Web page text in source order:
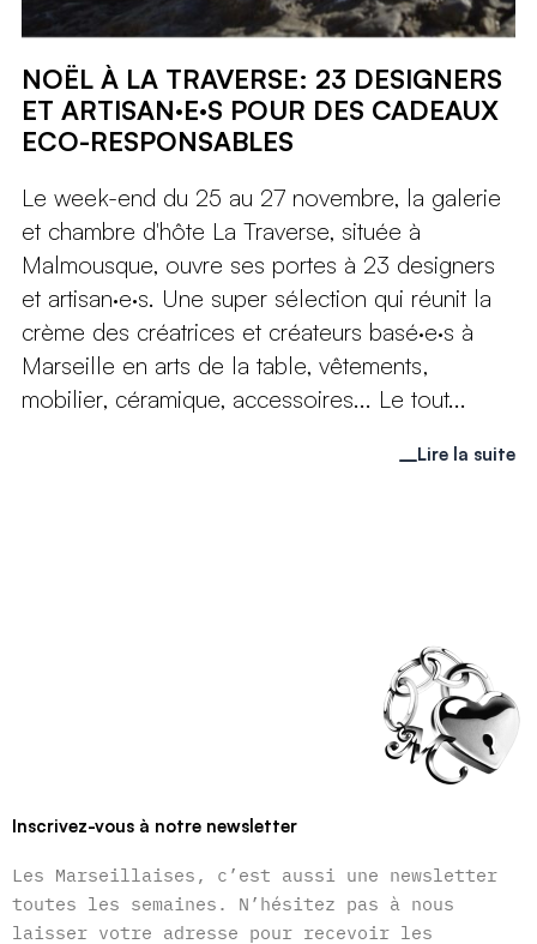
NOËL À LA TRAVERSE: 23 DESIGNERS
ET ARTISAN·E·S POUR DES CADEAUX
ECO-RESPONSABLES
Le week-end du 25 au 27 novembre, la galerie
et chambre d'hôte La Traverse, située à
Malmousque, ouvre ses portes à 23 designers
et artisan·e·s. Une super sélection qui réunit la
crème des créatrices et créateurs basé·e·s à
Marseille en arts de la table, vêtements,
mobilier, céramique, accessoires... Le tout...
Lire la suite
Inscrivez-vous à notre newsletter
Les Marseillaises, c’est aussi une newsletter
toutes les semaines. N’hésitez pas à nous
laisser votre adresse pour recevoir les